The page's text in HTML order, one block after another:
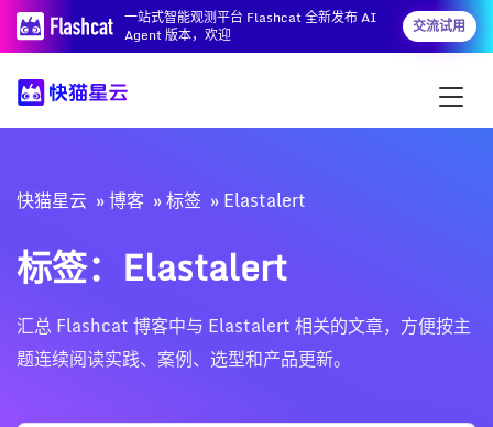
一站式智能观测平台 Flashcat 全新发布 AI
Agent 版本，欢迎
交流试用
快猫星云 博客 标签 Elastalert
标签：Elastalert
汇总 Flashcat 博客中与 Elastalert 相关的文章，方便按主
题连续阅读实践、案例、选型和产品更新。